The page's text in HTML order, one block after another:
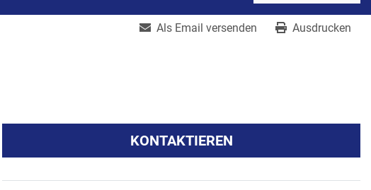
Als Email versenden Ausdrucken
KONTAKTIEREN